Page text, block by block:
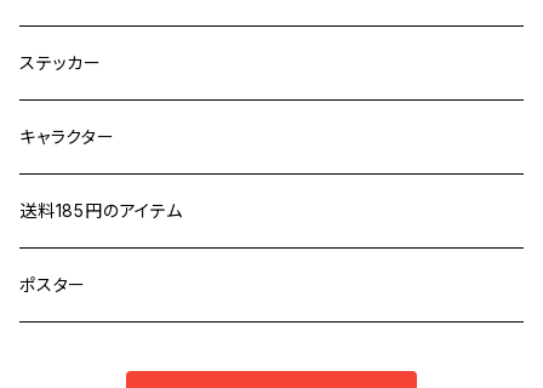
ステッカー
キャラクター
送料185円のアイテム
ポスター